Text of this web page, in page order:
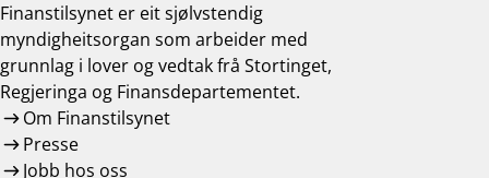
Finanstilsynet er eit sjølvstendig
myndigheitsorgan som arbeider med
grunnlag i lover og vedtak frå Stortinget,
Regjeringa og Finansdepartementet.
Om Finanstilsynet
Presse
Jobb hos oss